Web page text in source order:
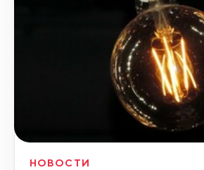
НОВОСТИ